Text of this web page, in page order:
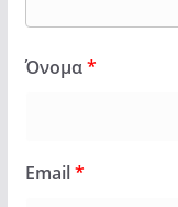
Όνομα*
Email*